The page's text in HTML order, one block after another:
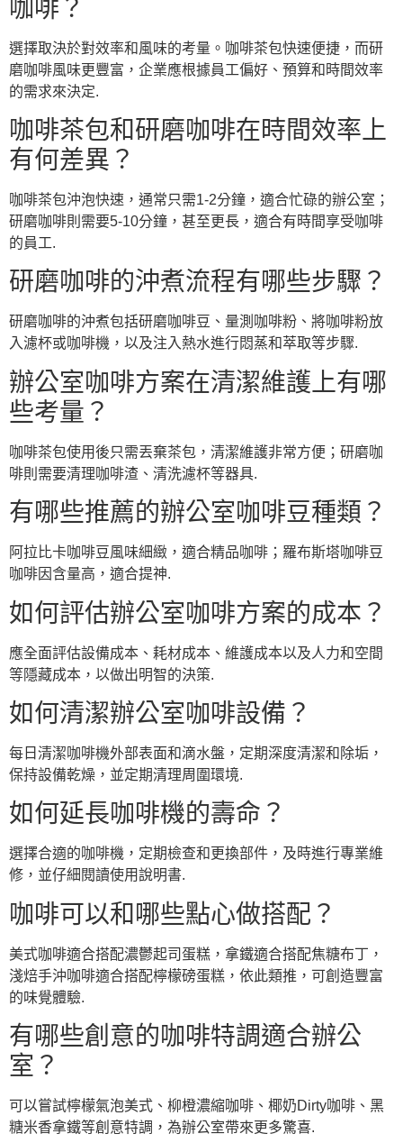
咖啡？
選擇取決於對效率和風味的考量。咖啡茶包快速便捷，而研
磨咖啡風味更豐富，企業應根據員工偏好、預算和時間效率
的需求來決定.
咖啡茶包和研磨咖啡在時間效率上
有何差異？
咖啡茶包沖泡快速，通常只需1-2分鐘，適合忙碌的辦公室；
研磨咖啡則需要5-10分鐘，甚至更長，適合有時間享受咖啡
的員工.
研磨咖啡的沖煮流程有哪些步驟？
研磨咖啡的沖煮包括研磨咖啡豆、量測咖啡粉、將咖啡粉放
入濾杯或咖啡機，以及注入熱水進行悶蒸和萃取等步驟.
辦公室咖啡方案在清潔維護上有哪
些考量？
咖啡茶包使用後只需丟棄茶包，清潔維護非常方便；研磨咖
啡則需要清理咖啡渣、清洗濾杯等器具.
有哪些推薦的辦公室咖啡豆種類？
阿拉比卡咖啡豆風味細緻，適合精品咖啡；羅布斯塔咖啡豆
咖啡因含量高，適合提神.
如何評估辦公室咖啡方案的成本？
應全面評估設備成本、耗材成本、維護成本以及人力和空間
等隱藏成本，以做出明智的決策.
如何清潔辦公室咖啡設備？
每日清潔咖啡機外部表面和滴水盤，定期深度清潔和除垢，
保持設備乾燥，並定期清理周圍環境.
如何延長咖啡機的壽命？
選擇合適的咖啡機，定期檢查和更換部件，及時進行專業維
修，並仔細閱讀使用說明書.
咖啡可以和哪些點心做搭配？
美式咖啡適合搭配濃鬱起司蛋糕，拿鐵適合搭配焦糖布丁，
淺焙手沖咖啡適合搭配檸檬磅蛋糕，依此類推，可創造豐富
的味覺體驗.
有哪些創意的咖啡特調適合辦公
室？
可以嘗試檸檬氣泡美式、柳橙濃縮咖啡、椰奶Dirty咖啡、黑
糖米香拿鐵等創意特調，為辦公室帶來更多驚喜.